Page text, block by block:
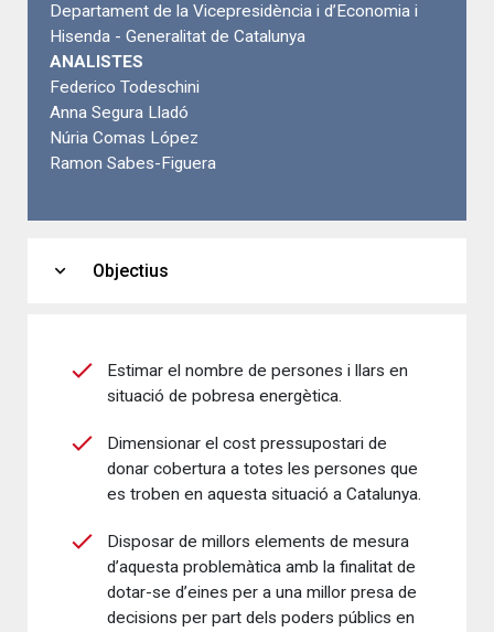
Departament de la Vicepresidència i d’Economia i
Hisenda - Generalitat de Catalunya
ANALISTES
Federico Todeschini
Anna Segura Lladó
Núria Comas López
Ramon Sabes-Figuera
expand_more Objectius
Estimar el nombre de persones i llars en
situació de pobresa energètica.
Dimensionar el cost pressupostari de
donar cobertura a totes les persones que
es troben en aquesta situació a Catalunya.
Disposar de millors elements de mesura
d’aquesta problemàtica amb la finalitat de
dotar-se d’eines per a una millor presa de
decisions per part dels poders públics en